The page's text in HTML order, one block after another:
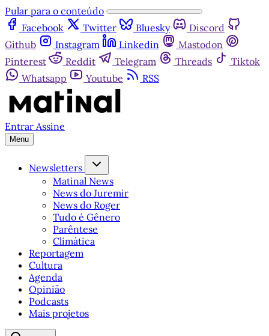
Pular para o conteúdo
Facebook
Twitter Bluesky
Discord
Github
Instagram Linkedin
Mastodon
Pinterest
Reddit Telegram Threads
Tiktok
Whatsapp
Youtube RSS
Entrar Assine
Menu
Newsletters
Matinal News
News do Juremir
News do Roger
Tudo é Gênero
Parêntese
Climática
Reportagem
Cultura
Agenda
Opinião
Podcasts
Mais projetos